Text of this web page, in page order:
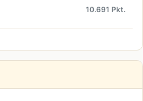
10.691 Pkt.